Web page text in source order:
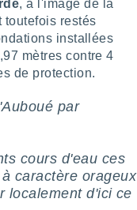
, à l'image de la
toutefois restés
installées
mètres contre 4
de protection.
par
cours d'eau ces
caractère orageux
localement d'ici ce